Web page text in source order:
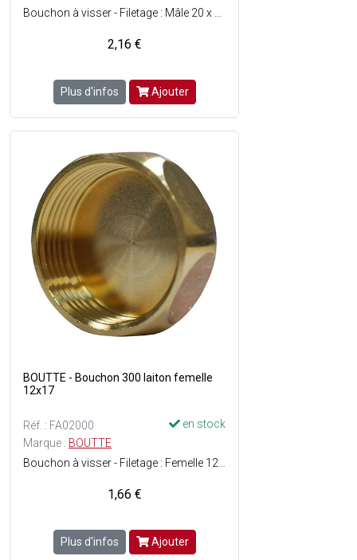
2,16 €
Plus d'infos Ajouter
BOUTTE - Bouchon 300 laiton femelle
12x17
Réf. : FA02000
en stock
Marque : BOUTTE
1,66 €
Plus d'infos Ajouter